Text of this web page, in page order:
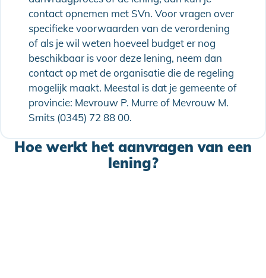
contact opnemen met SVn. Voor vragen over
specifieke voorwaarden van de verordening
of als je wil weten hoeveel budget er nog
beschikbaar is voor deze lening, neem dan
contact op met de organisatie die de regeling
mogelijk maakt. Meestal is dat je gemeente of
provincie: Mevrouw P. Murre of Mevrouw M.
Smits (0345) 72 88 00.
Hoe werkt het aanvragen van een
lening?